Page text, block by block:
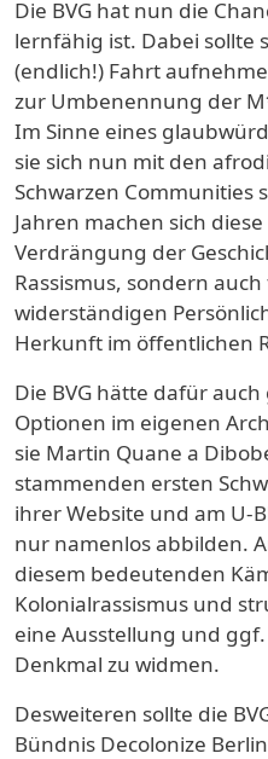
Die BVG hat nun die
lernfähig ist. Dabei sollte
(endlich!) Fahrt
zur Umbenennung der
Im Sinne eines
sie sich nun mit den
Schwarzen Communities
Jahren machen sich
Verdrängung der
Rassismus, sondern
widerständigen
Herkunft im öffentlichen
Die BVG hätte dafür
Optionen im eigenen
sie Martin Quane a
stammenden ersten
ihrer Website und am U-
nur namenlos abbilden.
diesem bedeutenden
Kolonialrassismus und
eine Ausstellung und
Denkmal zu widmen.
Desweiteren sollte die
Bündnis Decolonize